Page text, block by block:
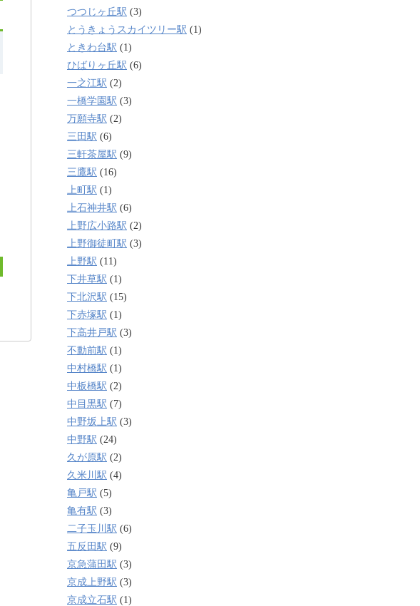
つつじヶ丘駅 (3)
とうきょうスカイツリー駅 (1)
ときわ台駅 (1)
ひばりヶ丘駅 (6)
一之江駅 (2)
一橋学園駅 (3)
万願寺駅 (2)
三田駅 (6)
三軒茶屋駅 (9)
三鷹駅 (16)
上町駅 (1)
上石神井駅 (6)
上野広小路駅 (2)
上野御徒町駅 (3)
上野駅 (11)
下井草駅 (1)
下北沢駅 (15)
下赤塚駅 (1)
下高井戸駅 (3)
不動前駅 (1)
中村橋駅 (1)
中板橋駅 (2)
中目黒駅 (7)
中野坂上駅 (3)
中野駅 (24)
久が原駅 (2)
久米川駅 (4)
亀戸駅 (5)
亀有駅 (3)
二子玉川駅 (6)
五反田駅 (9)
京急蒲田駅 (3)
京成上野駅 (3)
京成立石駅 (1)